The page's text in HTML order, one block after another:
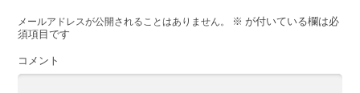
メールアドレスが公開されることはありません。 ※ が付いている欄は必
須項目です
コメント